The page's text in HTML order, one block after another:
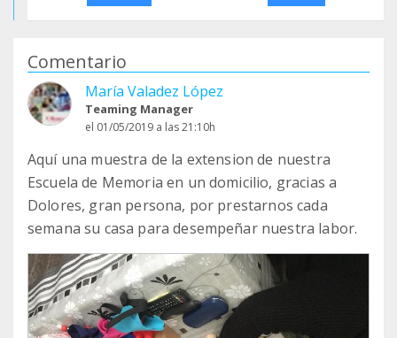
Comentario
María Valadez López
Teaming Manager
el 01/05/2019 a las 21:10h
Aquí una muestra de la extension de nuestra
Escuela de Memoria en un domicilio, gracias a
Dolores, gran persona, por prestarnos cada
semana su casa para desempeñar nuestra labor.